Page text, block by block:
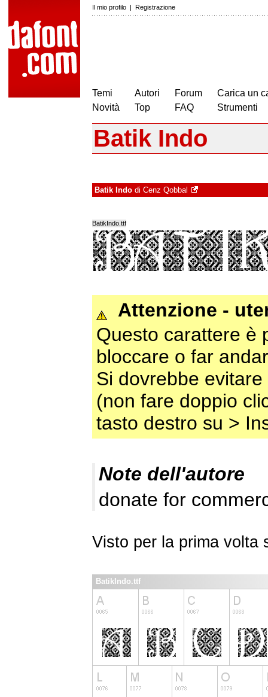
Il mio profilo | Registrazione
Temi
Novità
Autori
Top
Forum
FAQ
Carica un
Strumenti
Batik Indo
Batik Indo di Cenz Qobbal
BatikIndo.ttf
Attenzione -
Questo carattere è
bloccare o far
Si dovrebbe
(non fare doppio
tasto destro su >
Note dell'autore
donate for
Visto per la prima volta
BatikIndo.ttf